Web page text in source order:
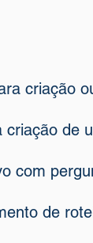
criação
de
com
de